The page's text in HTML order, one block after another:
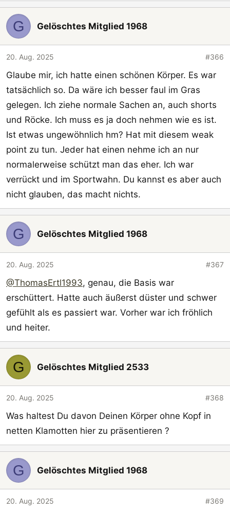
G Gelöschtes Mitglied 1968
20. Aug. 2025 #366
Glaube mir, ich hatte einen schönen Körper. Es war
tatsächlich so. Da wäre ich besser faul im Gras
gelegen. Ich ziehe normale Sachen an, auch shorts
und Röcke. Ich muss es ja doch nehmen wie es ist.
Ist etwas ungewöhnlich hm? Hat mit diesem weak
point zu tun. Jeder hat einen nehme ich an nur
normalerweise schützt man das eher. Ich war
verrückt und im Sportwahn. Du kannst es aber auch
nicht glauben, das macht nichts.
G Gelöschtes Mitglied 1968
20. Aug. 2025 #367
@ThomasErtl1993, genau, die Basis war
erschüttert. Hatte auch äußerst düster und schwer
gefühlt als es passiert war. Vorher war ich fröhlich
und heiter.
G Gelöschtes Mitglied 2533
20. Aug. 2025 #368
Was haltest Du davon Deinen Körper ohne Kopf in
netten Klamotten hier zu präsentieren ?
G Gelöschtes Mitglied 1968
20. Aug. 2025 #369